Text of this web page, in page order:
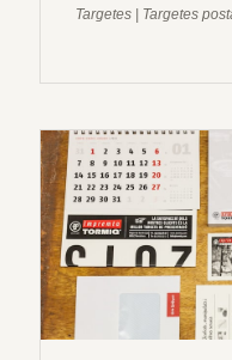
Targetes | Targetes